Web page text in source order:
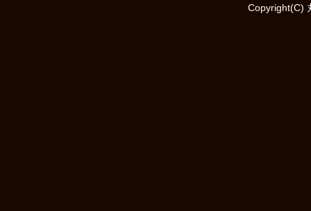
Copyright(C)